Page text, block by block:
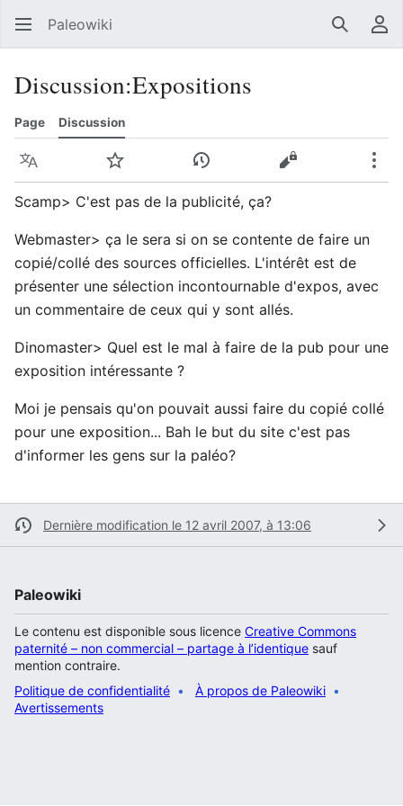
Paleowiki
Discussion:Expositions
Page Discussion
Langue Suivre Voir l’historiqueVoir le texte Plus
Scamp> C'est pas de la publicité, ça?
Webmaster> ça le sera si on se contente de faire un
copié/collé des sources officielles. L'intérêt est de
présenter une sélection incontournable d'expos, avec
un commentaire de ceux qui y sont allés.
Dinomaster> Quel est le mal à faire de la pub pour une
exposition intéressante ?
Moi je pensais qu'on pouvait aussi faire du copié collé
pour une exposition... Bah le but du site c'est pas
d'informer les gens sur la paléo?
Dernière modification le 12 avril 2007, à 13:06
Paleowiki
Le contenu est disponible sous licence Creative Commons
paternité – non commercial – partage à l’identique sauf
mention contraire.
Politique de confidentialité
À propos de Paleowiki
Avertissements